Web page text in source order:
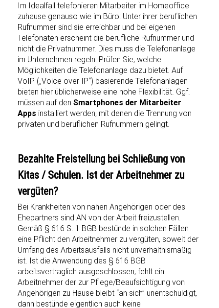
Im Idealfall telefonieren Mitarbeiter im Homeoffice
zuhause genauso wie im Büro: Unter ihrer beruflichen
Rufnummer sind sie erreichbar und bei eigenen
Telefonaten erscheint die berufliche Rufnummer und
nicht die Privatnummer. Dies muss die Telefonanlage
im Unternehmen regeln: Prüfen Sie, welche
Möglichkeiten die Telefonanlage dazu bietet. Auf
VoIP („Voice over IP“) basierende Telefonanlagen
bieten hier üblicherweise eine hohe Flexibilität. Ggf.
müssen auf den Smartphones der Mitarbeiter
Apps installiert werden, mit denen die Trennung von
privaten und beruflichen Rufnummern gelingt.
Bezahlte Freistellung bei Schließung von
Kitas / Schulen. Ist der Arbeitnehmer zu
vergüten?
Bei Krankheiten von nahen Angehörigen oder des
Ehepartners sind AN von der Arbeit freizustellen.
Gemäß § 616 S. 1 BGB bestünde in solchen Fällen
eine Pflicht den Arbeitnehmer zu vergüten, soweit der
Umfang des Arbeitsausfalls nicht unverhältnismäßig
ist. Ist die Anwendung des § 616 BGB
arbeitsvertraglich ausgeschlossen, fehlt ein
Arbeitnehmer der zur Pflege/Beaufsichtigung von
Angehörigen zu Hause bleibt “an sich” unentschuldigt,
dann bestünde eigentlich auch keine